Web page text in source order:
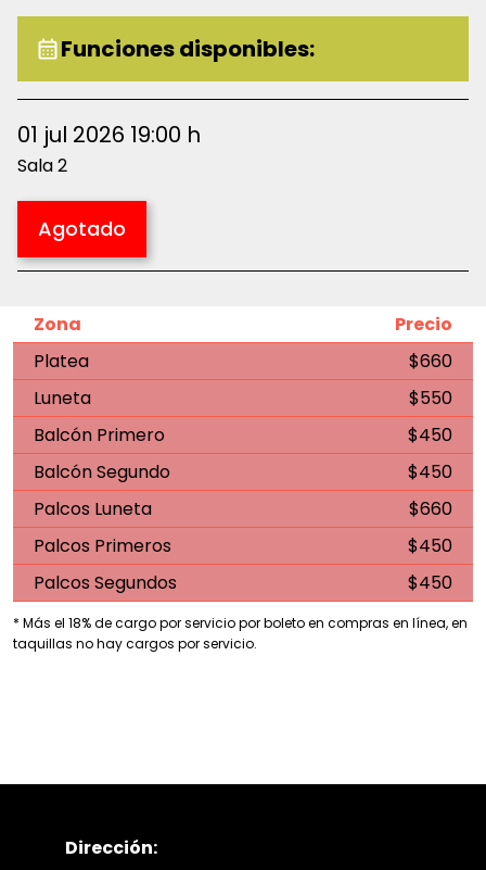
Funciones disponibles:
01 jul 2026 19:00 h
Sala 2
Agotado
Zona
Precio
Platea
$660
Luneta
$550
Balcón Primero
$450
Balcón Segundo
$450
Palcos Luneta
$660
Palcos Primeros
$450
Palcos Segundos
$450
* Más el 18% de cargo por servicio por boleto en compras en línea, en
taquillas no hay cargos por servicio.
Dirección: